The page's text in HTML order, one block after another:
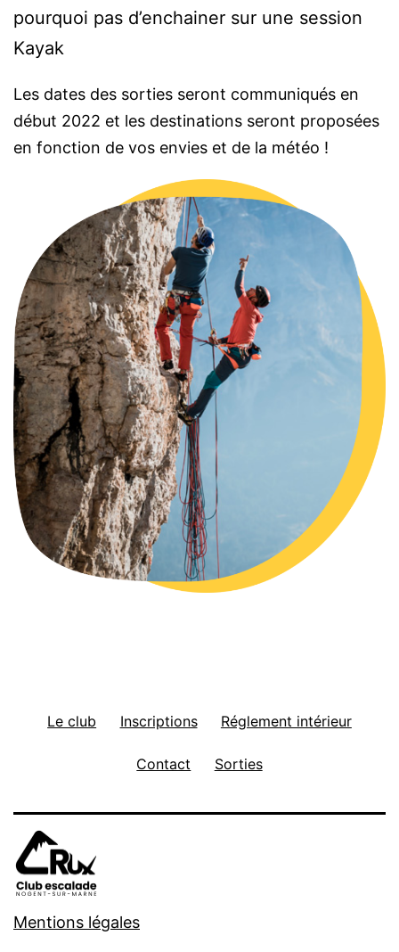
pourquoi pas d’enchainer sur une session
Kayak
Les dates des sorties seront communiqués en
début 2022 et les destinations seront proposées
en fonction de vos envies et de la météo !
Le club Inscriptions Réglement intérieur
Contact Sorties
Mentions légales